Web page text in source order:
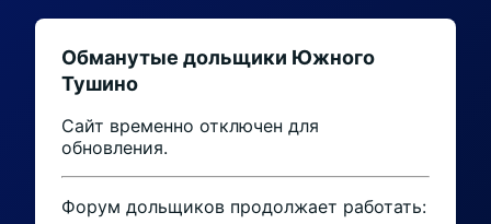
Обманутые дольщики Южного
Тушино
Сайт временно отключен для
обновления.
Форум дольщиков продолжает работать: